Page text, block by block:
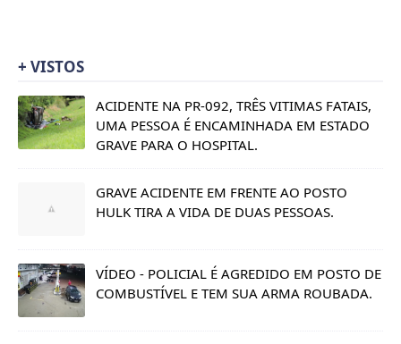
+ VISTOS
ACIDENTE NA PR-092, TRÊS VITIMAS FATAIS,
UMA PESSOA É ENCAMINHADA EM ESTADO
GRAVE PARA O HOSPITAL.
GRAVE ACIDENTE EM FRENTE AO POSTO
HULK TIRA A VIDA DE DUAS PESSOAS.
VÍDEO - POLICIAL É AGREDIDO EM POSTO DE
COMBUSTÍVEL E TEM SUA ARMA ROUBADA.